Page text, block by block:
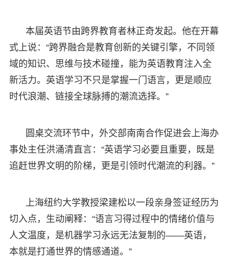
本届英语节由跨界教育者林正奇发起。他在开幕
式上说：“跨界融合是教育创新的关键引擎，不同领
域的知识、思维与技术碰撞，能为英语教育注入全
新活力。英语学习不只是掌握一门语言，更是顺应
时代浪潮、链接全球脉搏的潮流选择。”
圆桌交流环节中，外交部南南合作促进会上海办
事处主任洪涌清直言：“英语学习必要且重要，既是
追赶世界文明的阶梯，更是引领时代潮流的利器。”
上海纽约大学教授梁建松以一段亲身签证经历为
切入点，生动阐释：“语言习得过程中的情绪价值与
人文温度，是机器学习永远无法复制的——英语，
本就是打通世界的情感通道。”